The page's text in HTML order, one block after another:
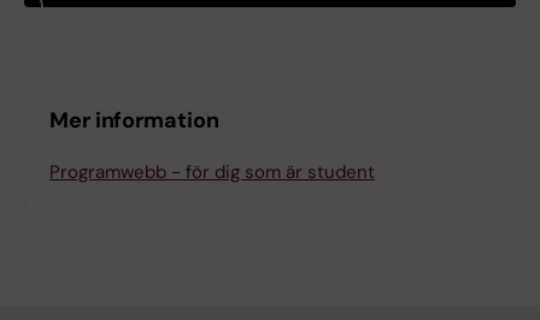
Mer information
Programwebb - för dig som är student